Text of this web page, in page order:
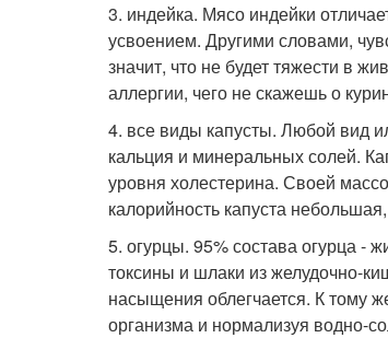
3. индейка. Мясо индейки
усвоением. Другими словами,
значит, что не будет тяжести в
аллергии, чего не скажешь о
4. все виды капусты. Любой вид
кальция и минеральных солей.
уровня холестерина. Своей
калорийность капуста
5. огурцы. 95% состава огурца -
токсины и шлаки из желудочно-
насыщения облегчается. К тому
организма и нормализуя водно-